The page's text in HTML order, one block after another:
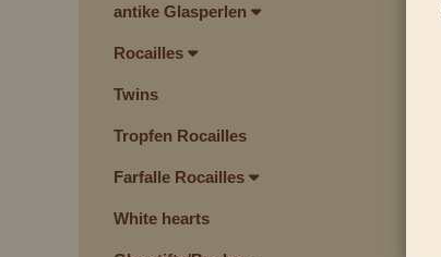
antike Glasperlen
Rocailles
Twins
Tropfen Rocailles
Farfalle Rocailles
White hearts